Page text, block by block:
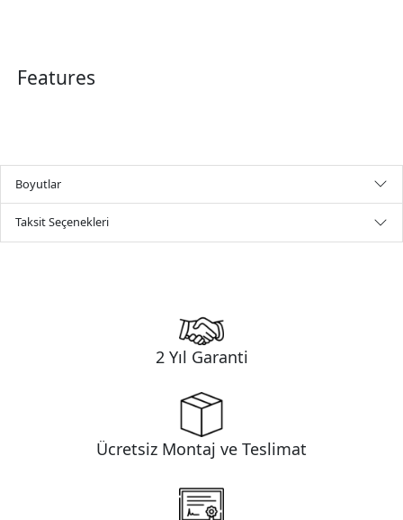
Features
Boyutlar
Taksit Seçenekleri
2 Yıl Garanti
Ücretsiz Montaj ve Teslimat